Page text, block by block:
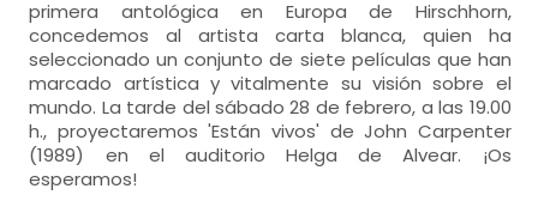
primera antológica en Europa de Hirschhorn,
concedemos al artista carta blanca, quien ha
seleccionado un conjunto de siete películas que han
marcado artística y vitalmente su visión sobre el
mundo. La tarde del sábado 28 de febrero, a las 19.00
h., proyectaremos 'Están vivos' de John Carpenter
(1989) en el auditorio Helga de Alvear. ¡Os
esperamos!